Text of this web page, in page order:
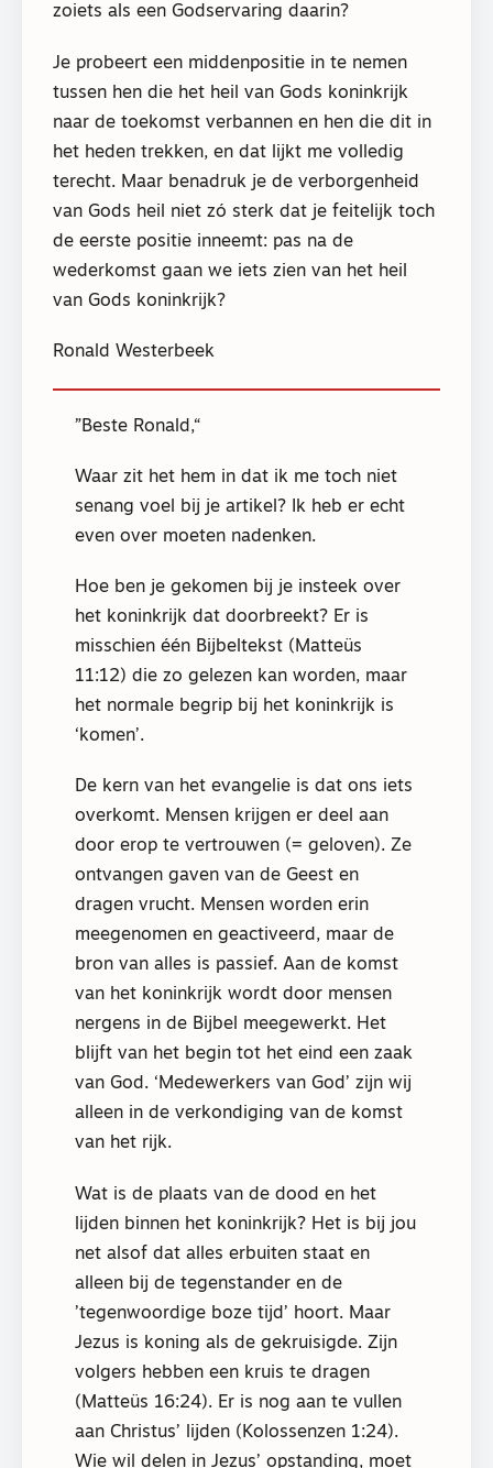
zoiets als een Godservaring daarin?
Je probeert een middenpositie in te nemen
tussen hen die het heil van Gods koninkrijk
naar de toekomst verbannen en hen die dit in
het heden trekken, en dat lijkt me volledig
terecht. Maar benadruk je de verborgenheid
van Gods heil niet zó sterk dat je feitelijk toch
de eerste positie inneemt: pas na de
wederkomst gaan we iets zien van het heil
van Gods koninkrijk?
Ronald Westerbeek
Beste Ronald,
Waar zit het hem in dat ik me toch niet
senang voel bij je artikel? Ik heb er echt
even over moeten nadenken.
Hoe ben je gekomen bij je insteek over
het koninkrijk dat doorbreekt? Er is
misschien één Bijbeltekst (Matteüs
11:12) die zo gelezen kan worden, maar
het normale begrip bij het koninkrijk is
‘komen’.
De kern van het evangelie is dat ons iets
overkomt. Mensen krijgen er deel aan
door erop te vertrouwen (= geloven). Ze
ontvangen gaven van de Geest en
dragen vrucht. Mensen worden erin
meegenomen en geactiveerd, maar de
bron van alles is passief. Aan de komst
van het koninkrijk wordt door mensen
nergens in de Bijbel meegewerkt. Het
blijft van het begin tot het eind een zaak
van God. ‘Medewerkers van God’ zijn wij
alleen in de verkondiging van de komst
van het rijk.
Wat is de plaats van de dood en het
lijden binnen het koninkrijk? Het is bij jou
net alsof dat alles erbuiten staat en
alleen bij de tegenstander en de
’tegenwoordige boze tijd’ hoort. Maar
Jezus is koning als de gekruisigde. Zijn
volgers hebben een kruis te dragen
(Matteüs 16:24). Er is nog aan te vullen
aan Christus’ lijden (Kolossenzen 1:24).
Wie wil delen in Jezus’ opstanding, moet